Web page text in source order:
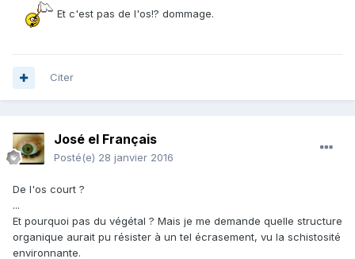
Et c'est pas de l'os!? dommage.
Citer
José el Français
Posté(e) 28 janvier 2016
De l'os court ?
...
Et pourquoi pas du végétal ? Mais je me demande quelle structure
organique aurait pu résister à un tel écrasement, vu la schistosité
environnante.